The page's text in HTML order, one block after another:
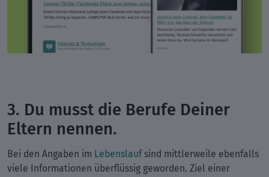
3. Du musst die Berufe Deiner
Eltern nennen.
Bei den Angaben im Lebenslaufsind mittlerweile ebenfalls
viele Informationen überflüssig geworden. Ziel einer